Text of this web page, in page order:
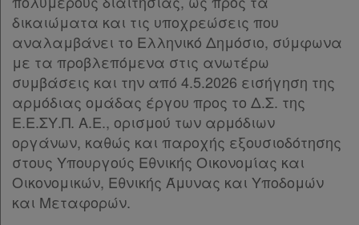
μου
Ψάχνω
και
δε
βρίσκω
δικαιώματα και τις υποχρεώσεις που
αναλαμβάνει το Ελληνικό Δημόσιο, σύμφωνα
με τα προβλεπόμενα στις ανωτέρω
συμβάσεις και την από 4.5.2026 εισήγηση της
αρμόδιας ομάδας έργου προς το Δ.Σ. της
Ε.Ε.ΣΥ.Π. Α.Ε., ορισμού των αρμόδιων
οργάνων, καθώς και παροχής εξουσιοδότησης
στους Υπουργούς Εθνικής Οικονομίας και
Οικονομικών, Εθνικής Άμυνας και Υποδομών
και Μεταφορών.